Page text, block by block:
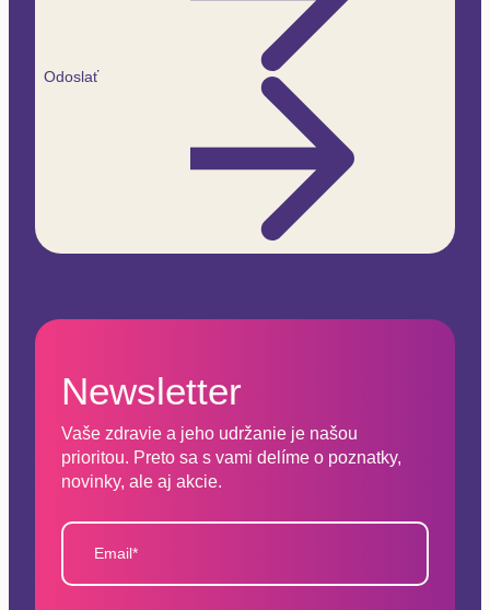
Odoslať
Newsletter
Vaše zdravie a jeho udržanie je našou
prioritou. Preto sa s vami delíme o poznatky,
novinky, ale aj akcie.
Email*